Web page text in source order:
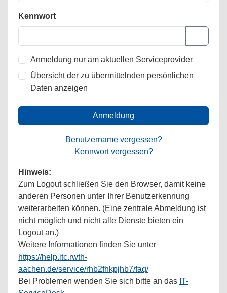
Kennwort
Anmeldung nur am aktuellen Serviceprovider
Übersicht der zu übermittelnden persönlichen
Daten anzeigen
Anmeldung
Benutzername vergessen?
Kennwort vergessen?
Hinweis:
Zum Logout schließen Sie den Browser, damit keine
anderen Personen unter Ihrer Benutzerkennung
weiterarbeiten können. (Eine zentrale Abmeldung ist
nicht möglich und nicht alle Dienste bieten ein
Logout an.)
Weitere Informationen finden Sie unter
https://help.itc.rwth-
aachen.de/service/rhb2fhkpjhb7/faq/
Bei Problemen wenden Sie sich bitte an das IT-